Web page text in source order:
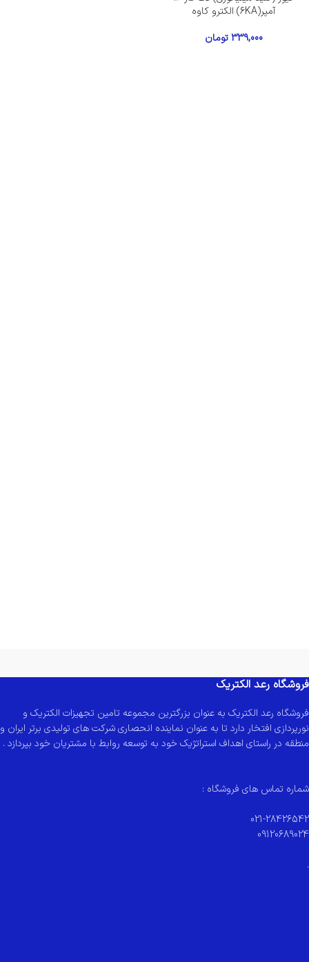
آمپر(6KA) الکترو کاوه
339,000 تومان
فروشگاه رعد الکتریک
فروشگاه رعد الکتریک به عنوان بزرگترین مجموعه تامین تجهیزات الکتریک و
نورپردازی افتخار دارد تا به عنوان نماینده انحصاری شرکت های تولیدی برتر ایران و
منطقه در راستای اهداف استراتژیک خود به توسعه روابط با مشتریان خود بپردازد .
شماره تماس های فروشگاه :
021-28426542
09120689024
.